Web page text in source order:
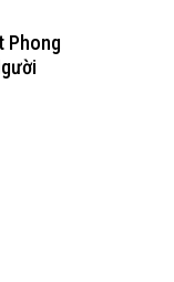
Phong